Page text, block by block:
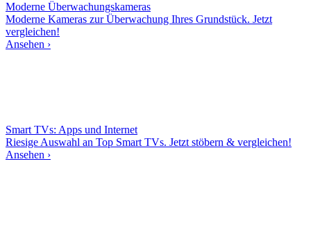
Moderne Überwachungskameras
Moderne Kameras zur Überwachung Ihres Grundstück. Jetzt
vergleichen!
Ansehen ›
Smart TVs: Apps und Internet
Riesige Auswahl an Top Smart TVs. Jetzt stöbern & vergleichen!
Ansehen ›